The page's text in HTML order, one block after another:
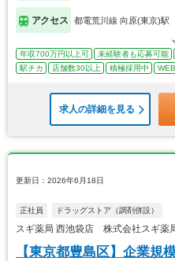
アクセス 都電荒川線 向原(東京)駅
年収700万円以上可 未経験者も応募可能
駅チカ
店舗数30以上 積極採用中
求人の詳細を見る
更新日：2026年6月18日
正社員 ドラッグストア（調剤併設）
スギ薬局 西池袋店 株式会社スギ薬
【東京都豊島区】企業規